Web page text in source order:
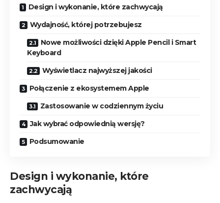
Design i wykonanie, które zachwycają
Wydajność, której potrzebujesz
Nowe możliwości dzięki Apple Pencil i Smart
Keyboard
Wyświetlacz najwyższej jakości
Połączenie z ekosystemem Apple
Zastosowanie w codziennym życiu
Jak wybrać odpowiednią wersję?
Podsumowanie
Design i wykonanie, które
zachwycają